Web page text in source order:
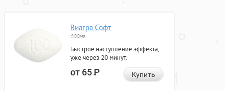
Виагра Софт
100мг
Быстрое наступление эффекта,
уже через 20 минут.
от 65Р Купить